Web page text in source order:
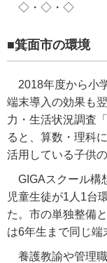
◇・◇・◇
■箕面市の環境
2018年度から小
端末導入の効果も
力・生活状況調査
ると、算数・理科
活用している子供
GIGAスクール構
児童生徒が1 人 1台
た。市の単独整備と
は6年生まで同じ端
養護教諭や管理